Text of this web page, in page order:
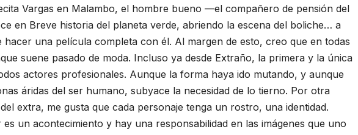
Vargas en Malambo, el hombre bueno —el compañero de pensión del
en Breve historia del planeta verde, abriendo la escena del boliche… a
hacer una película completa con él. Al margen de esto, creo que en todas
suene pasado de moda. Incluso ya desde Extraño, la primera y la única
actores profesionales. Aunque la forma haya ido mutando, y aunque
áridas del ser humano, subyace la necesidad de lo tierno. Por otra
extra, me gusta que cada personaje tenga un rostro, una identidad.
un acontecimiento y hay una responsabilidad en las imágenes que uno